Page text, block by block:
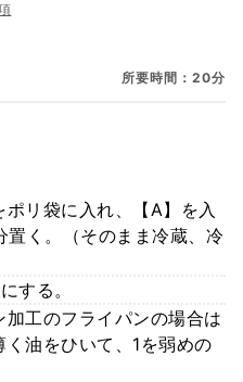
所要時間：20分
リ袋に入れ、【A】を入
置く。（そのまま冷蔵、冷
する。
工のフライパンの場合は
油をひいて、1を弱めの